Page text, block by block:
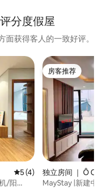
分度假屋
获得客人的一致好评。
平均评分 5 分（满分 5 分）
5 (4)
/阳
房客推荐
房客推荐
独立房间 ｜ Ô
MayStay |新建中